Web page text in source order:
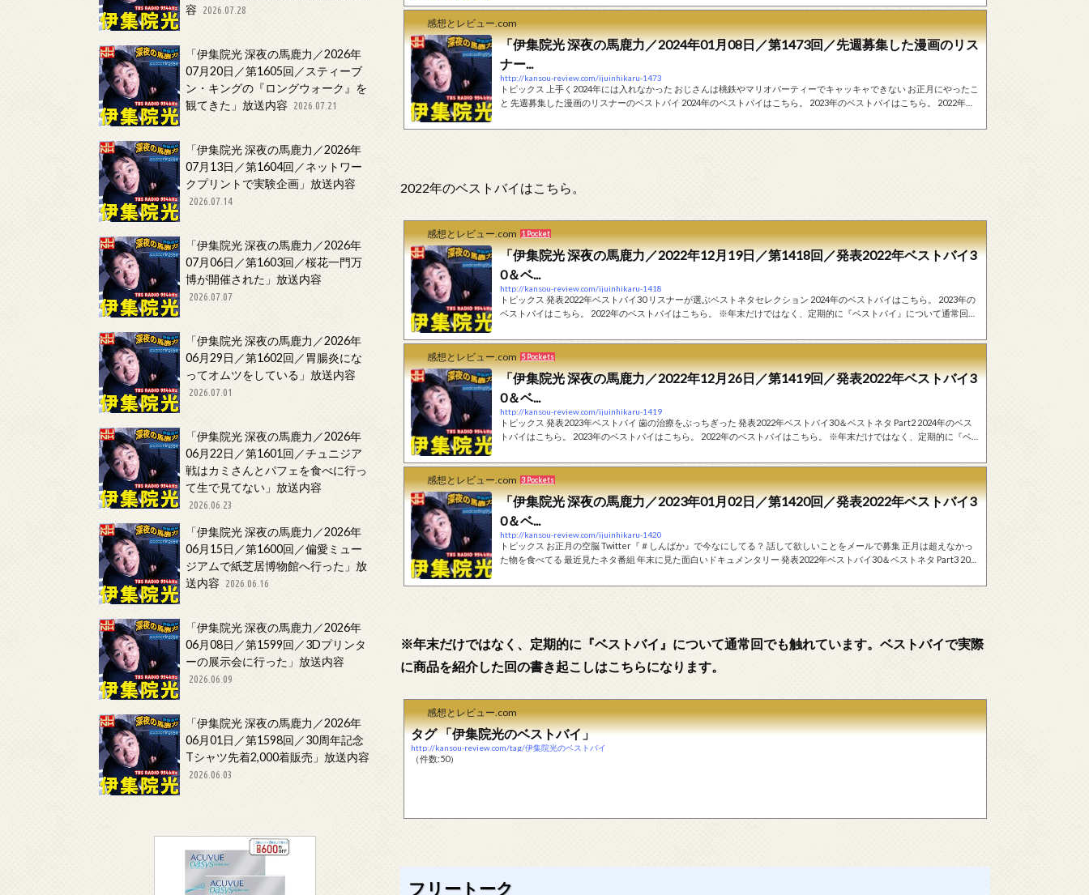
の書き起こしはこちらになります。 フリートーク アナウンサー：（石川県能登地方の地震情報） まさかのこんな感じの
スタートになってしまって。新春もお...
感想とレビュー.com
「伊集院光 深夜の馬鹿力／2024年01月08日／第1473回／先週募集した漫画のリス
ナー...
http://kansou-review.com/ijuinhikaru-1473
トピックス 上手く2024年には入れなかった おじさんは桃鉄やマリオパーティーでキャッキャできない お正月にやったこ
と 先週募集した漫画のリスナーのベストバイ 2024年のベストバイはこちら。 2023年のベストバイはこちら。 2022年の
実際に商品を紹介した回の書き起こしはこちらになります。 フリートーク なんか上手く2024年には入れなかった。いや
2022年のベストバイはこちら。
感想とレビュー.com 1 Pocket
「伊集院光 深夜の馬鹿力／2022年12月19日／第1418回／発表2022年ベストバイ3
0＆ベ...
http://kansou-review.com/ijuinhikaru-1418
トピックス 発表2022年ベストバイ30 リスナーが選ぶベストネタセレクション 2024年のベストバイはこちら。 2023年の
ベストバイはこちら。 2022年のベストバイはこちら。 ※年末だけではなく、定期的に『ベストバイ』について通常回で
ットルの取って付きのゴミ袋』。こういうのって30から。1からやっちゃダメ。でもこれが1位。45個くらいは30位。 も
うすぐ30位から発表していく。空気をか...
感想とレビュー.com 5 Pockets
「伊集院光 深夜の馬鹿力／2022年12月26日／第1419回／発表2022年ベストバイ3
0＆ベ...
http://kansou-review.com/ijuinhikaru-1419
トピックス 発表2023年ベストバイ 歯の治療をぶっちぎった 発表2022年ベストバイ30＆ベストネタ Part2 2024年のベス
トバイはこちら。 2023年のベストバイはこちら。 2022年のベストバイはこちら。 ※年末だけではなく、定期的に『ベ
す。 フリートーク 2023年ベストバイ。『インプラントの手術』。来年の1位が決まった。 歯が痛くなって歯医者に行っ
た。しばらく来なかったですね、こうなっち...
感想とレビュー.com 3 Pockets
「伊集院光 深夜の馬鹿力／2023年01月02日／第1420回／発表2022年ベストバイ3
0＆ベ...
http://kansou-review.com/ijuinhikaru-1420
トピックス お正月の空脳 Twitter『＃しんばか』で今なにしてる？ 話して欲しいことをメールで募集 正月は超えなかっ
た物を食べてる 最近見たネタ番組 年末に見た面白いドキュメンタリー 発表2022年ベストバイ30＆ベストネタ Part3 2024
的に『ベストバイ』について通常回でも触れています。ベストバイで実際に商品を紹介した回の書き起こしはこちらに
※年末だけではなく、定期的に『ベストバイ』について通常回でも触れています。ベストバイで実際
に商品を紹介した回の書き起こしはこちらになります。
感想とレビュー.com
タグ 「伊集院光のベストバイ」
http://kansou-review.com/tag/伊集院光のベストバイ
（件数:50）
フリートーク
容
2026.07.28
「伊集院光 深夜の馬鹿力／2026年
07月20日／第1605回／スティーブ
ン・キングの『ロングウォーク』を
観てきた」放送内容
2026.07.21
「伊集院光 深夜の馬鹿力／2026年
07月13日／第1604回／ネットワー
クプリントで実験企画」放送内容
2026.07.14
「伊集院光 深夜の馬鹿力／2026年
07月06日／第1603回／桜花一門万
博が開催された」放送内容
2026.07.07
「伊集院光 深夜の馬鹿力／2026年
06月29日／第1602回／胃腸炎にな
ってオムツをしている」放送内容
2026.07.01
「伊集院光 深夜の馬鹿力／2026年
06月22日／第1601回／チュニジア
戦はカミさんとパフェを食べに行っ
て生で見てない」放送内容
2026.06.23
「伊集院光 深夜の馬鹿力／2026年
06月15日／第1600回／偏愛ミュー
ジアムで紙芝居博物館へ行った」放
送内容
2026.06.16
「伊集院光 深夜の馬鹿力／2026年
06月08日／第1599回／3Dプリンタ
ーの展示会に行った」放送内容
2026.06.09
「伊集院光 深夜の馬鹿力／2026年
06月01日／第1598回／30周年記念
Tシャツ先着2,000着販売」放送内容
2026.06.03